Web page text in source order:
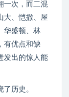
一次，而二混
大、恺撒、屋
华盛顿、林
有优点和缺
发出的惊人能
历史。